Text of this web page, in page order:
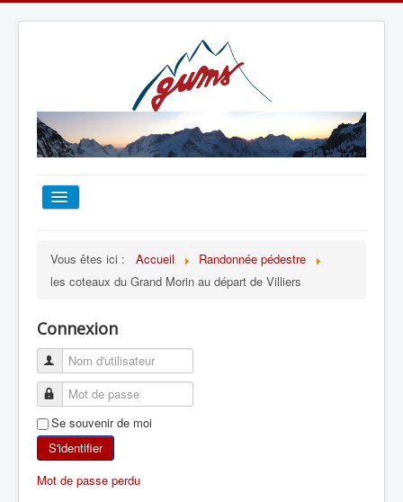
TOUT SUR LE GUMS
ESCALADE
ALPINISME
SKI DE RANDONNÉE
Vous êtes ici : Accueil
Randonnée pédestre
les coteaux du Grand Morin au départ de Villiers
Connexion
Se souvenir de moi
S'identifier
Mot de passe perdu